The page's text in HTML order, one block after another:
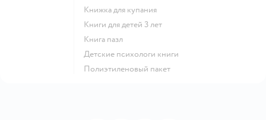
книжка для купания
книги для детей 3 лет
книга пазл
детские психологи книги
полиэтиленовый пакет